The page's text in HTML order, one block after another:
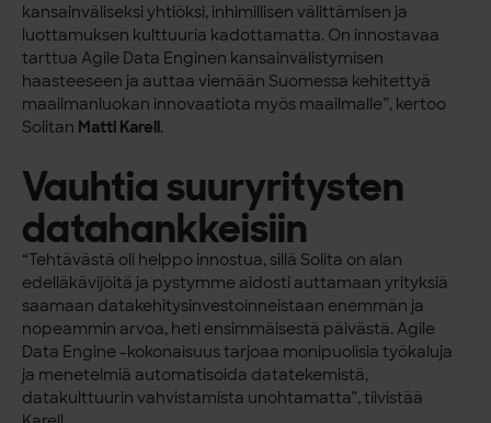
kansainväliseksi yhtiöksi, inhimillisen välittämisen ja
luottamuksen kulttuuria kadottamatta. On innostavaa
tarttua Agile Data Enginen kansainvälistymisen
haasteeseen ja auttaa viemään Suomessa kehitettyä
maailmanluokan innovaatiota myös maailmalle”, kertoo
Solitan Matti Karell.
Vauhtia suuryritysten
datahankkeisiin
“Tehtävästä oli helppo innostua, sillä Solita on alan
edelläkävijöitä ja pystymme aidosti auttamaan yrityksiä
saamaan datakehitysinvestoinneistaan enemmän ja
nopeammin arvoa, heti ensimmäisestä päivästä. Agile
Data Engine -kokonaisuus tarjoaa monipuolisia työkaluja
ja menetelmiä automatisoida datatekemistä,
datakulttuurin vahvistamista unohtamatta”, tiivistää